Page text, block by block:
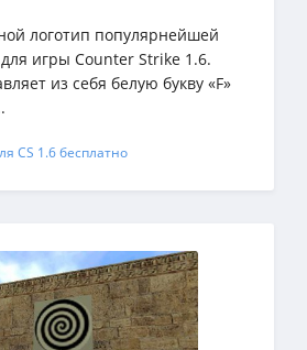
логотип популярнейшей
для игры Counter Strike 1.6.
из себя белую букву «F»
CS 1.6 бесплатно